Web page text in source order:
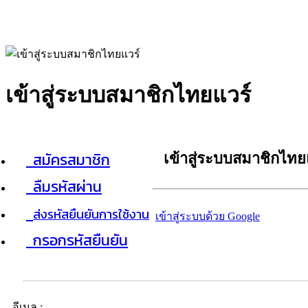
เข้าสู่ระบบสมาชิกไทยแวร์
สมัครสมาชิก
ลืมรหัสผ่าน
ส่งรหัสยืนยันการใช้งาน
กรอกรหัสยืนยัน
เข้าสู่ระบบสมาชิกไท
เข้าสู่ระบบด้วย Google